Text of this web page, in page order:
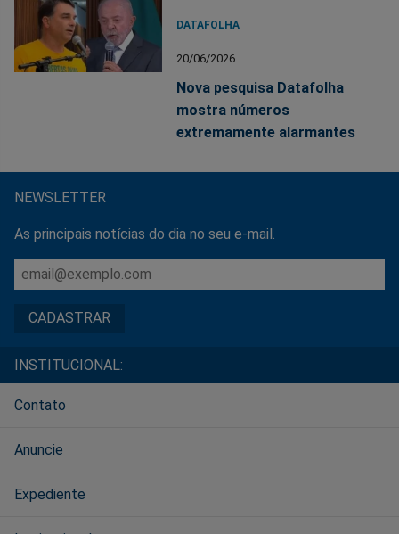
DATAFOLHA
20/06/2026
Nova pesquisa Datafolha
mostra números
extremamente alarmantes
NEWSLETTER
As principais notícias do dia no seu e-mail.
INSTITUCIONAL:
Contato
Anuncie
Expediente